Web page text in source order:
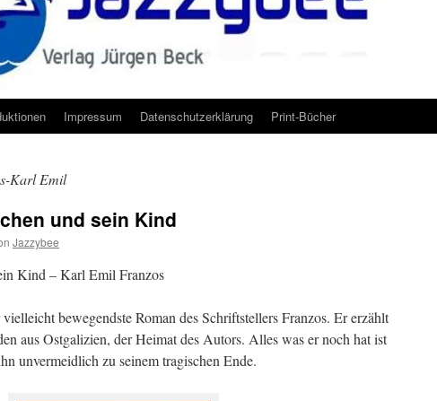
Impressum Datenschutzerklärung Print-Bücher
Karl Emil
und sein Kind
Jazzybee
Kind – Karl Emil Franzos
bewegendste Roman des Schriftstellers Franzos. Er erzählt
aus Ostgalizien, der Heimat des Autors. Alles was er noch hat ist
unvermeidlich zu seinem tragischen Ende.